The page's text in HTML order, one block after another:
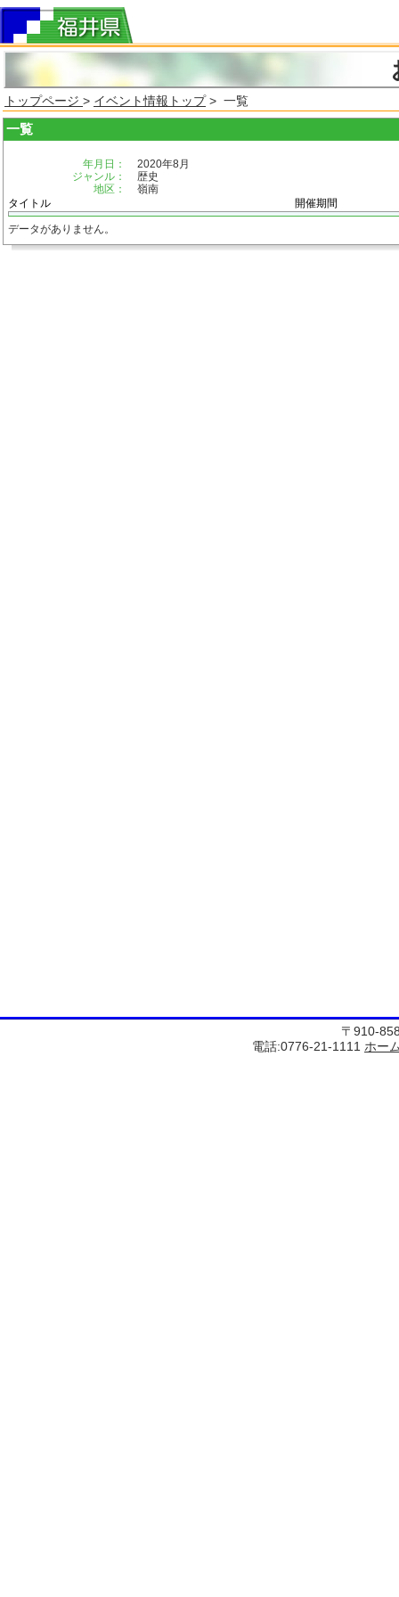
トップページ > イベント情報トップ> 一覧
一覧
年月日：
2020年8月
ジャンル：
歴史
地区：
嶺南
タイトル
開催期間
データがありません。
〒910-
電話:0776-21-1111 ホー